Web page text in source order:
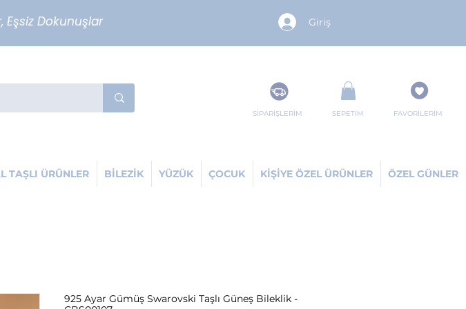
Eşsiz Dokunuşlar Giriş
SİPARİŞLERİM SEPETİM FAVORİLERİM
TAŞLI ÜRÜNLER BİLEZİK YÜZÜK ÇOCUK KİŞİYE ÖZEL ÜRÜNLER ÖZEL GÜNLER
925 Ayar Gümüş Swarovski Taşlı Güneş Bileklik -